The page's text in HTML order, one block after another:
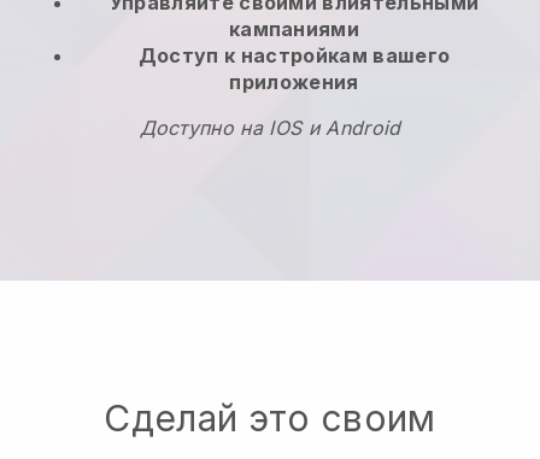
кампаниями
Доступ к настройкам вашего
приложения
Доступно на IOS и Android
Сделай это своим